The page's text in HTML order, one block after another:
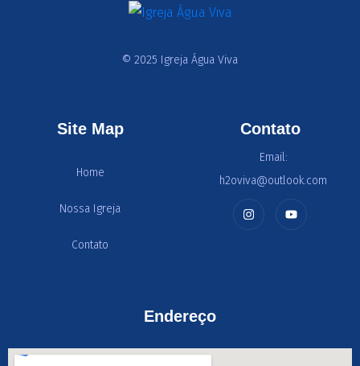
© 2025 Igreja Água Viva
Site Map
Home
Nossa Igreja
Contato
Contato
Email:
h2oviva@outlook.com
Endereço